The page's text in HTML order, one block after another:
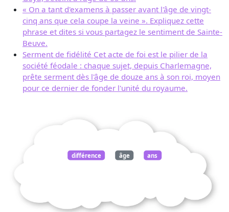
« On a tant d'examens à passer avant l'âge de vingt-
cinq ans que cela coupe la veine ». Expliquez cette
phrase et dites si vous partagez le sentiment de Sainte-
Beuve.
Serment de fidélité Cet acte de foi est le pilier de la
société féodale : chaque sujet, depuis Charlemagne,
prête serment dès l'âge de douze ans à son roi, moyen
pour ce dernier de fonder l'unité du royaume.
différence âge ans